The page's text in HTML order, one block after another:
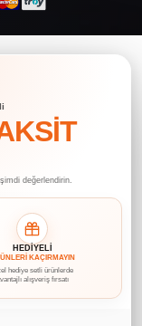
değerlendirin.
HEDİYELİ
KAÇIRMAYIN
hediye setli ürünlerde
alışveriş fırsatı